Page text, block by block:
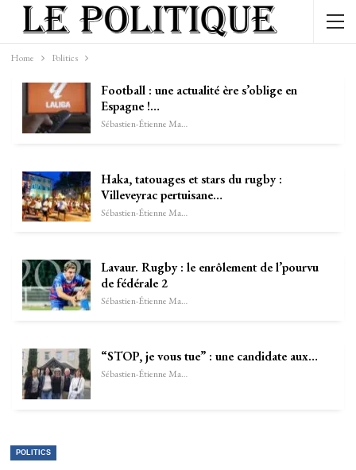
Home Politics
Football : une actualité ère s’oblige en
Espagne !…
Sébastien-Étienne Marechal
Haka, tatouages et stars du rugby :
Villeveyrac pertuisane…
Sébastien-Étienne Marechal
Lavaur. Rugby : le enrôlement de l’pourvu
de fédérale 2
Sébastien-Étienne Marechal
“STOP, je vous tue” : une candidate aux…
Sébastien-Étienne Marechal
POLITICS